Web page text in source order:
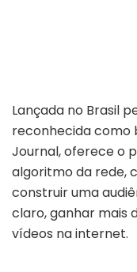
Lançada no Brasil
reconhecida como
Journal, oferece o
algoritmo da rede,
construir uma
claro, ganhar mais
vídeos na internet.